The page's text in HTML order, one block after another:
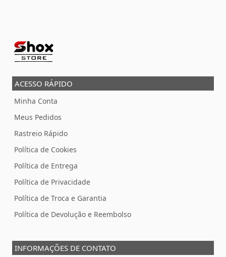
ACESSO RÁPIDO
Minha Conta
Meus Pedidos
Rastreio Rápido
Política de Cookies
Política de Entrega
Política de Privacidade
Política de Troca e Garantia
Política de Devolução e Reembolso
INFORMAÇÕES DE CONTATO